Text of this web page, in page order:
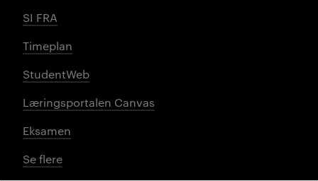
SI FRA
Timeplan
StudentWeb
Læringsportalen Canvas
Eksamen
Se flere